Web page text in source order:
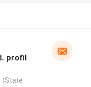
profil
(State